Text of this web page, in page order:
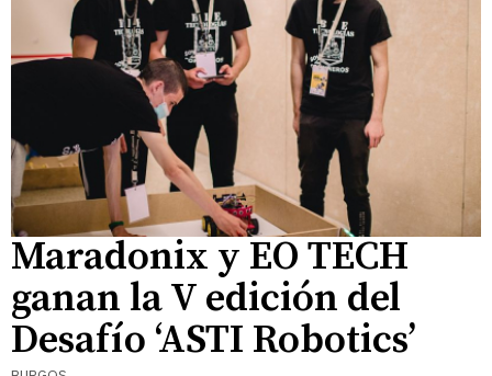
Maradonix y EO TECH
ganan la V edición del
Desafío ‘ASTI Robotics’